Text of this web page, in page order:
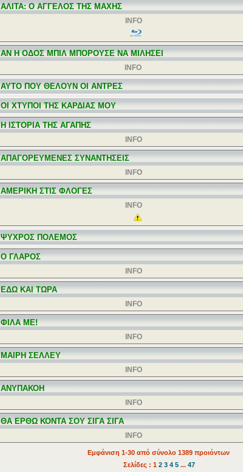
ΑΛΙΤΑ: Ο ΑΓΓΕΛΟΣ ΤΗΣ ΜΑΧΗΣ
INFO
ΑΝ Η ΟΔΟΣ ΜΠΙΛ ΜΠΟΡΟΥΣΕ ΝΑ ΜΙΛΗΣΕΙ
INFO
ΑΥΤΟ ΠΟΥ ΘΕΛΟΥΝ ΟΙ ΑΝΤΡΕΣ
ΟΙ ΧΤΥΠΟΙ ΤΗΣ ΚΑΡΔΙΑΣ ΜΟΥ
Η ΙΣΤΟΡΙΑ ΤΗΣ ΑΓΑΠΗΣ
INFO
ΑΠΑΓΟΡΕΥΜΕΝΕΣ ΣΥΝΑΝΤΗΣΕΙΣ
INFO
ΑΜΕΡΙΚΗ ΣΤΙΣ ΦΛΟΓΕΣ
INFO
ΨΥΧΡΟΣ ΠΟΛΕΜΟΣ
Ο ΓΛΑΡΟΣ
INFO
ΕΔΩ ΚΑΙ ΤΩΡΑ
INFO
ΦΙΛΑ ΜΕ!
INFO
ΜΑΙΡΗ ΣΕΛΛΕΥ
INFO
ΑΝΥΠΑΚΟΗ
INFO
ΘΑ ΕΡΘΩ ΚΟΝΤΑ ΣΟΥ ΣΙΓΑ ΣΙΓΑ
INFO
Εμφάνιση 1-30 από σύνολο 1389 προιόντων
Σελίδες : 1 2 3 4 5 ... 47